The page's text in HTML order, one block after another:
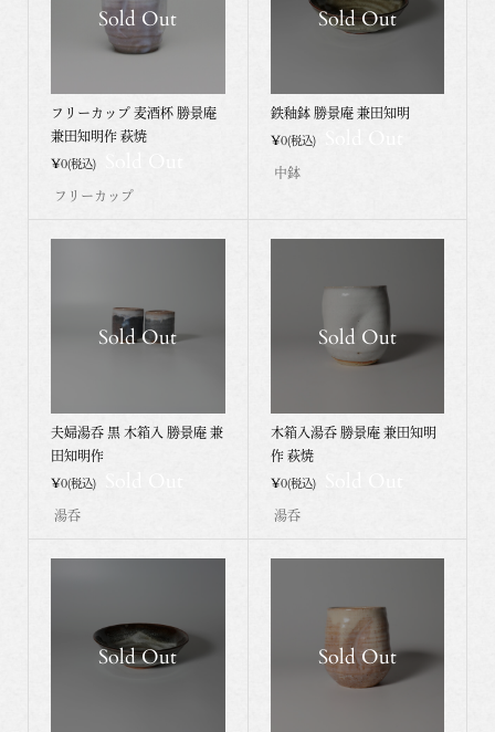
Sold Out
フリーカップ 麦酒杯 勝景庵
兼田知明作 萩焼
¥0(税込)
フリーカップ
Sold Out
鉄釉鉢 勝景庵 兼田知明
¥0(税込)
中鉢
Sold Out
夫婦湯呑 黒 木箱入 勝景庵 兼
田知明作
¥0(税込)
湯呑
Sold Out
木箱入湯呑 勝景庵 兼田知明
作 萩焼
¥0(税込)
湯呑
Sold Out Sold Out